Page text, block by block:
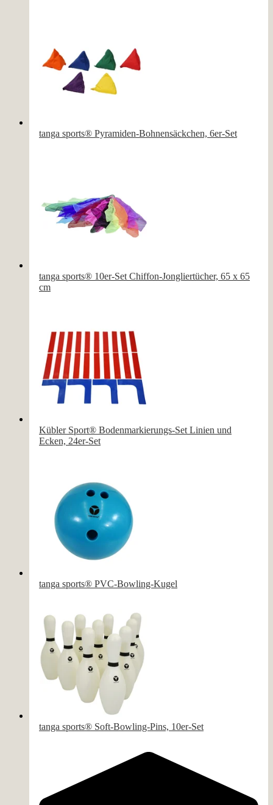
tanga sports® Pyramiden-Bohnensäckchen, 6er-Set
tanga sports® 10er-Set Chiffon-Jongliertücher, 65 x 65
cm
Kübler Sport® Bodenmarkierungs-Set Linien und
Ecken, 24er-Set
tanga sports® PVC-Bowling-Kugel
tanga sports® Soft-Bowling-Pins, 10er-Set